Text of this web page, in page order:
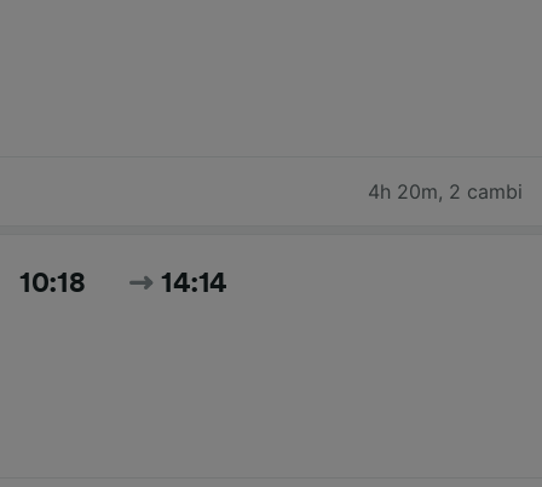
4h 20m, 2 cambi
10:18 14:14